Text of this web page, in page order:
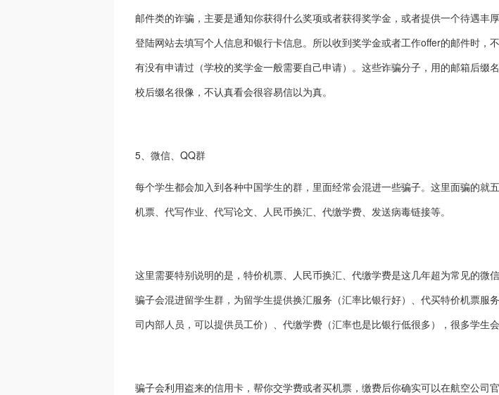
邮件类的诈骗，主要是通知你获得什么奖项或者获得奖学金，或者提供一个待遇丰
登陆网站去填写个人信息和银行卡信息。所以收到奖学金或者工作offer的邮件时，
有没有申请过（学校的奖学金一般需要自己申请）。这些诈骗分子，用的邮箱后缀
校后缀名很像，不认真看会很容易信以为真。
5、微信、QQ群
每个学生都会加入到各种中国学生的群，里面经常会混进一些骗子。这里面骗的就
机票、代写作业、代写论文、人民币换汇、代缴学费、发送病毒链接等。
这里需要特别说明的是，特价机票、人民币换汇、代缴学费是这几年超为常见的微信
骗子会混进留学生群，为留学生提供换汇服务（汇率比银行好）、代买特价机票服
司内部人员，可以提供员工价）、代缴学费（汇率也是比银行低很多），很多学生会
骗子会利用盗来的信用卡，帮你交学费或者买机票，缴费后你确实可以在航空公司